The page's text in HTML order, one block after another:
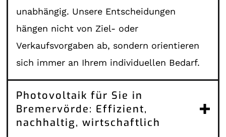
unabhängig. Unsere Entscheidungen
hängen nicht von Ziel- oder
Verkaufsvorgaben ab, sondern orientieren
sich immer an Ihrem individuellen Bedarf.
Photovoltaik für Sie in
Bremervörde: Effizient,
nachhaltig, wirtschaftlich